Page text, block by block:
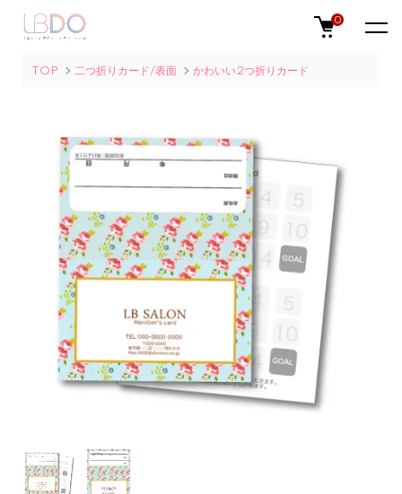
0
TOP 二つ折りカード/表面 かわいい2つ折りカード